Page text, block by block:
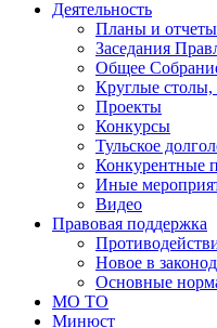
Деятельность
Планы и отчеты
Заседания
Общее
Круглые
Проекты
Конкурсы
Тульское
Конкурентные
Иные
Видео
Правовая поддержка
Новое в
Основные
МО ТО
Минюст